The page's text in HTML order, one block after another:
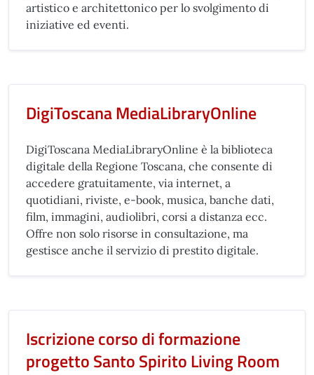
artistico e architettonico per lo svolgimento di
iniziative ed eventi.
DigiToscana MediaLibraryOnline
DigiToscana MediaLibraryOnline è la biblioteca
digitale della Regione Toscana, che consente di
accedere gratuitamente, via internet, a
quotidiani, riviste, e-book, musica, banche dati,
film, immagini, audiolibri, corsi a distanza ecc.
Offre non solo risorse in consultazione, ma
gestisce anche il servizio di prestito digitale.
Iscrizione corso di formazione
progetto Santo Spirito Living Room